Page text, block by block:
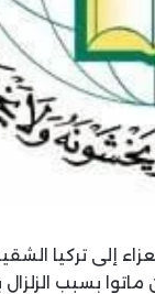
إلى تركيا
بسبب